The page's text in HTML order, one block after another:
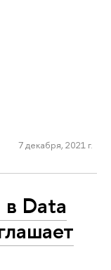
7 декабря, 2021 г.
Data